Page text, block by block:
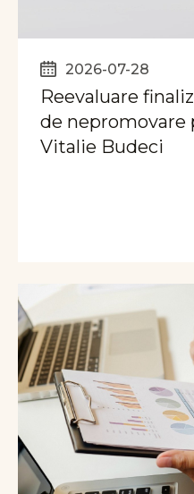
2026-07-28
Reevaluare
de
Vitalie Budeci